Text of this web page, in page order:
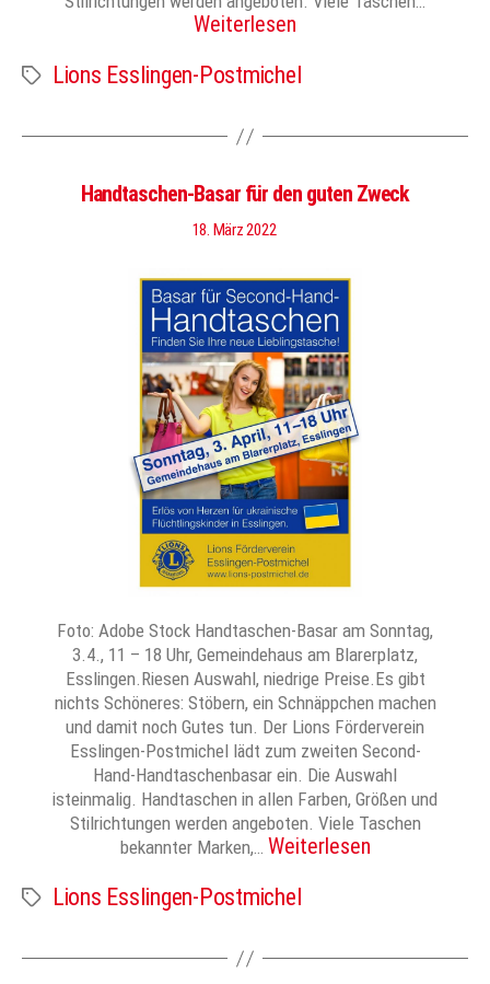
Weiterlesen
Schlagwörter
Lions Esslingen-Postmichel
Handtaschen-Basar für den guten Zweck
18. März 2022
Foto: Adobe Stock Handtaschen-Basar am Sonntag,
3.4., 11 – 18 Uhr, Gemeindehaus am Blarerplatz,
Esslingen.Riesen Auswahl, niedrige Preise.Es gibt
nichts Schöneres: Stöbern, ein Schnäppchen machen
und damit noch Gutes tun. Der Lions Förderverein
Esslingen-Postmichel lädt zum zweiten Second-
Hand-Handtaschenbasar ein. Die Auswahl
isteinmalig. Handtaschen in allen Farben, Größen und
Stilrichtungen werden angeboten. Viele Taschen
bekannter Marken,… Weiterlesen
Schlagwörter
Lions Esslingen-Postmichel